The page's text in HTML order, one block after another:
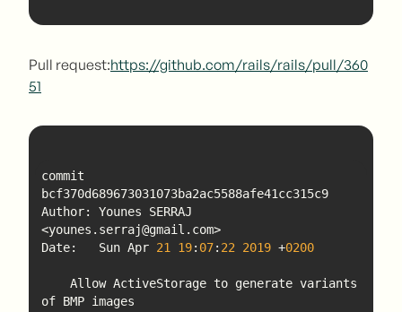
Pull request:https://github.com/rails/rails/pull/360
51
commit
Author: Younes SERRAJ
Date:   Sun Apr 21 19: 07: 22 2019 +0200